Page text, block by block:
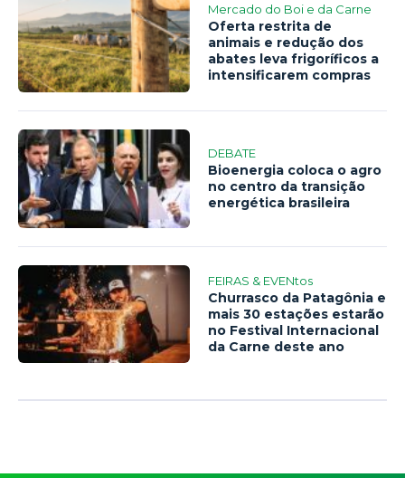
Mercado do Boi e da Carne
Oferta restrita de
animais e redução dos
abates leva frigoríficos a
intensificarem compras
DEBATE
Bioenergia coloca o agro
no centro da transição
energética brasileira
FEIRAS & EVENtos
Churrasco da Patagônia e
mais 30 estações estarão
no Festival Internacional
da Carne deste ano